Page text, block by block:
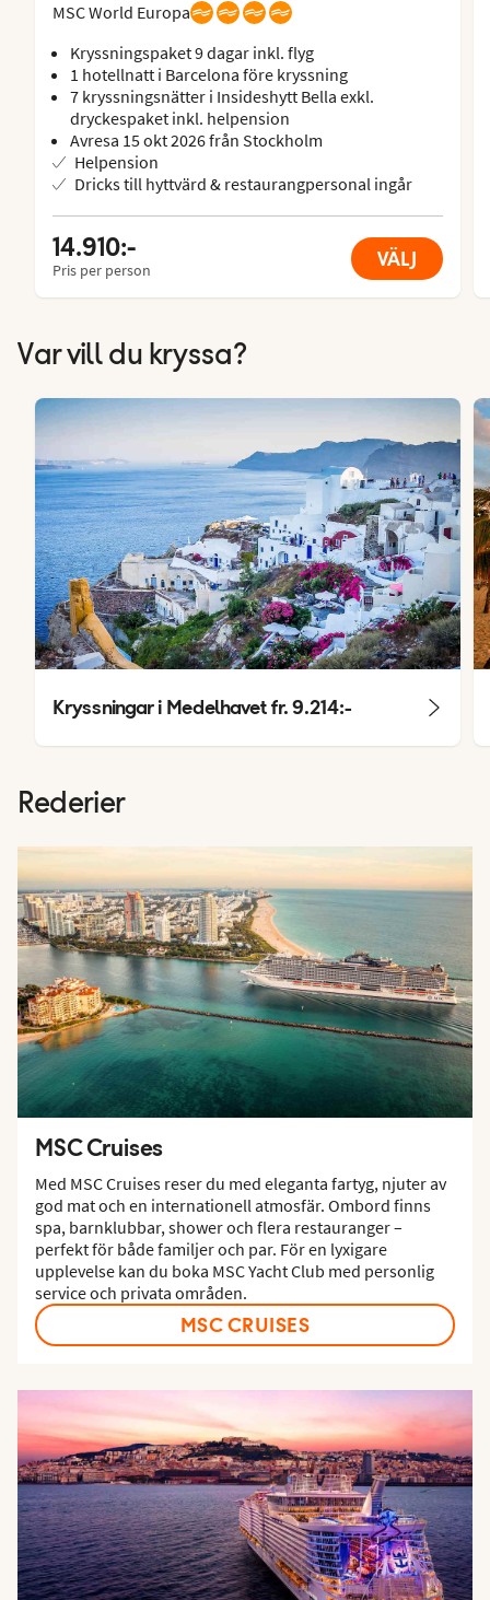
MSC World Europa
Kryssningspaket 9 dagar inkl. flyg
1 hotellnatt i Barcelona före kryssning
7 kryssningsnätter i Insideshytt Bella exkl.
dryckespaket inkl. helpension
Avresa 15 okt 2026 från Stockholm
Helpension
Dricks till hyttvärd & restaurangpersonal ingår
14.910:-
Pris per person VÄLJ
Var vill du kryssa?
Kryssningar i Medelhavet fr.9.214:-
Rederier
MSC Cruises
Med MSC Cruises reser du med eleganta fartyg, njuter av
god mat och en internationell atmosfär. Ombord finns
spa, barnklubbar, shower och flera restauranger –
perfekt för både familjer och par. För en lyxigare
upplevelse kan du boka MSC Yacht Club med personlig
service och privata områden.
MSC CRUISES